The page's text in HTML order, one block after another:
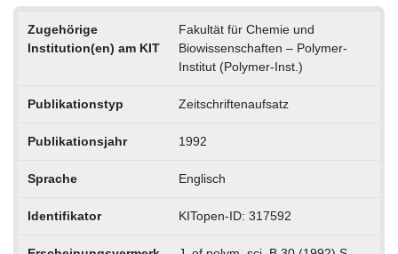
Zugehörige
Institution(en) am KIT
Fakultät für Chemie und
Biowissenschaften – Polymer-
Institut (Polymer-Inst.)
Publikationstyp Zeitschriftenaufsatz
Publikationsjahr 1992
Sprache Englisch
Identifikator KITopen-ID: 317592